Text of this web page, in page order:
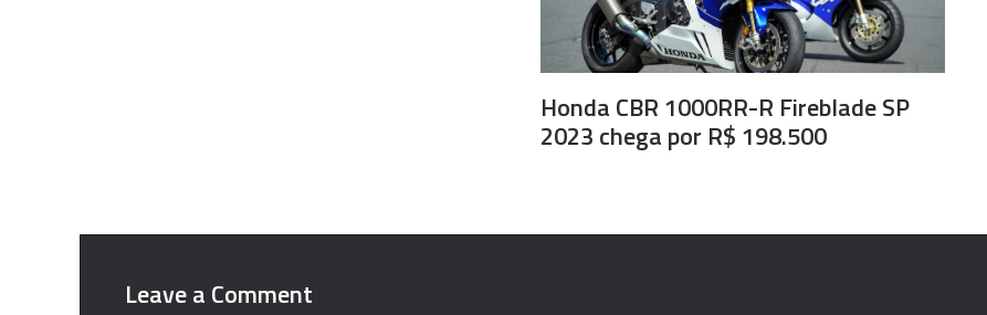
Honda CBR 1000RR-R Fireblade SP
2023 chega por R$ 198.500
Leave a Comment